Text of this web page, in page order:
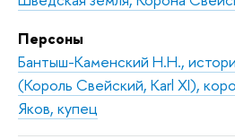
Персоны
Бантыш-Каменский Н.Н.,
(Король Свейский, Karl XI),
Яков, купец